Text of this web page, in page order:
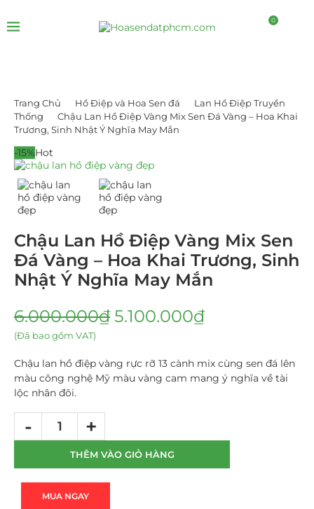
0
Trang Chủ Hồ Điệp và Hoa Sen đá
Lan Hồ Điệp Truyền
Thống
Chậu Lan Hồ Điệp Vàng Mix Sen Đá Vàng – Hoa Khai
Trương, Sinh Nhật Ý Nghĩa May Mắn
-15%Hot
Chậu Lan Hồ Điệp Vàng Mix Sen
Đá Vàng – Hoa Khai Trương, Sinh
Nhật Ý Nghĩa May Mắn
6.000.000₫ 5.100.000₫
(Đã bao gồm VAT)
Chậu lan hồ điệp vàng rực rỡ 13 cành mix cùng sen đá lên
màu công nghệ Mỹ màu vàng cam mang ý nghĩa về tài
lộc nhân đôi.
THÊM VÀO GIỎ HÀNG
MUA NGAY